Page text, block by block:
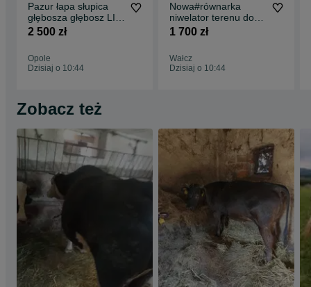
Pazur łapa słupica
głębosza głębosz LIS
cześci elementy
2 500 zł
Opole
Dzisiaj o 10:44
Nowa#równarka
niwelator terenu do
trawników producent
1 700 zł
Wałcz
Dzisiaj o 10:44
Zobacz też